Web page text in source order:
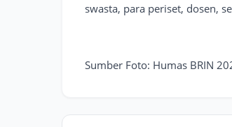
swasta, para periset, dosen,
Sumber Foto: Humas BRIN